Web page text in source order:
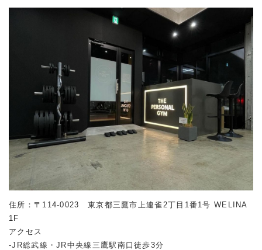
住所：〒114-0023 東京都三鷹市上連雀2丁目1番1号 WELINA
1F
アクセス
-JR総武線・JR中央線三鷹駅南口徒歩3分